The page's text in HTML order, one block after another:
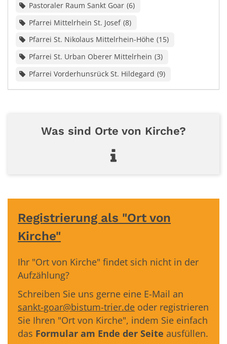
Pastoraler Raum Sankt Goar 6
Pfarrei Mittelrhein St. Josef 8
Pfarrei St. Nikolaus Mittelrhein-Höhe 15
Pfarrei St. Urban Oberer Mittelrhein 3
Pfarrei Vorderhunsrück St. Hildegard 9
Was sind Orte von Kirche?
Registrierung als "Ort von
Kirche"
Ihr "Ort von Kirche" findet sich nicht in der
Aufzählung?
Schreiben Sie uns gerne eine E-Mail an
sankt-goar@bistum-trier.de oder registrieren
Sie Ihren "Ort von Kirche", indem Sie einfach
das Formular am Ende der Seite ausfüllen.